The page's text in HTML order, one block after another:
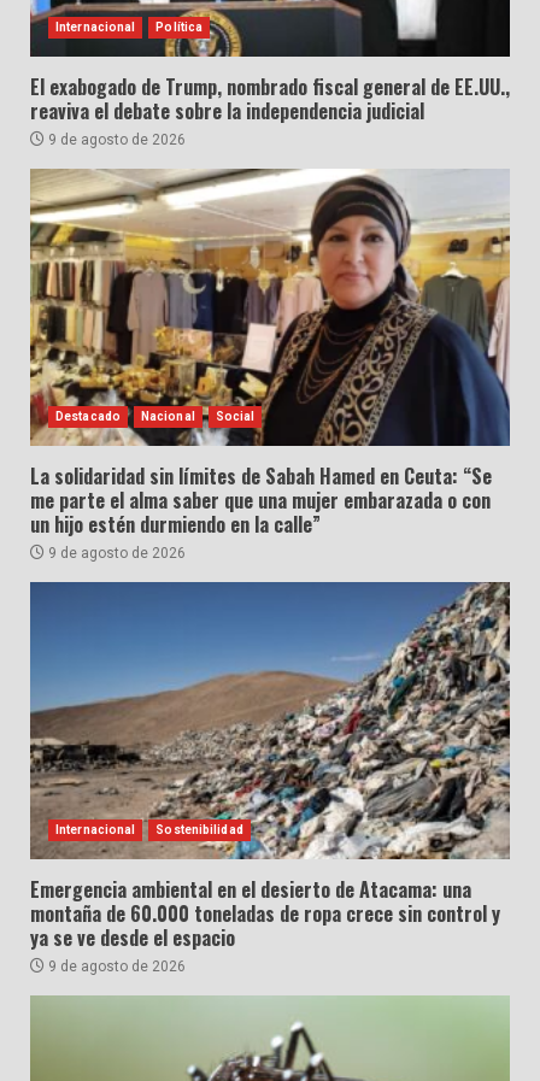
Internacional Política
El exabogado de Trump, nombrado fiscal general de EE.UU.,
reaviva el debate sobre la independencia judicial
9 de agosto de 2026
Destacado Nacional Social
La solidaridad sin límites de Sabah Hamed en Ceuta: “Se
me parte el alma saber que una mujer embarazada o con
un hijo estén durmiendo en la calle”
9 de agosto de 2026
Internacional Sostenibilidad
Emergencia ambiental en el desierto de Atacama: una
montaña de 60.000 toneladas de ropa crece sin control y
ya se ve desde el espacio
9 de agosto de 2026